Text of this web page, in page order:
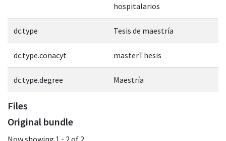
hospitalarios
dc.type Tesis de maestría
dc.type.conacyt masterThesis
dc.type.degree Maestría
Files
Original bundle